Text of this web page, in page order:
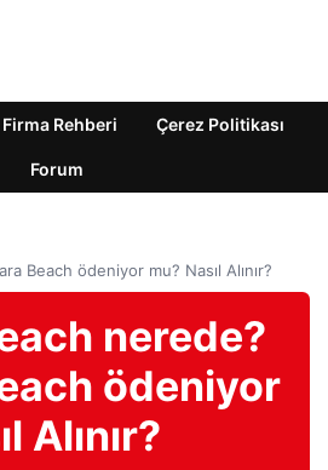
Firma Rehberi Çerez Politikası
Forum
Beach ödeniyor mu? Nasıl Alınır?
nerede?
ödeniyor
Alınır?